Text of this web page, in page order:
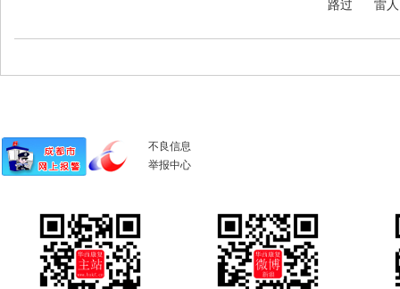
路过 雷人
不良信息
举报中心